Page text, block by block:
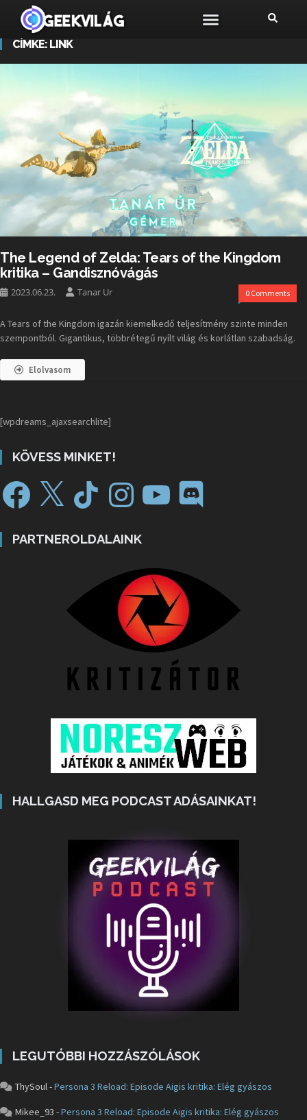
CÍMKE: LINK
The Legend of Zelda: Tears of the Kingdom
kritika – Gandisznóvágás
2023.06.23. Tanar Ur 0 Comments
A Tears of the Kingdom igazán kiemelkedő teljesítmény szinte minden
szempontból. Gigantikus, többrétegű nyílt világ és korlátlan szabadság.
Elolvasom
[wpdreams_ajaxsearchlite]
KÖVESS MINKET!
PARTNEROLDALAINK
HALLGASD MEG PODCAST ADÁSAINKAT!
LEGUTÓBBI HOZZÁSZÓLÁSOK
ThySoul-Persona 3 Reload: Episode Aigis kritika: Elég gyászos
Mikee_93 -Persona 3 Reload: Episode Aigis kritika: Elég gyászos